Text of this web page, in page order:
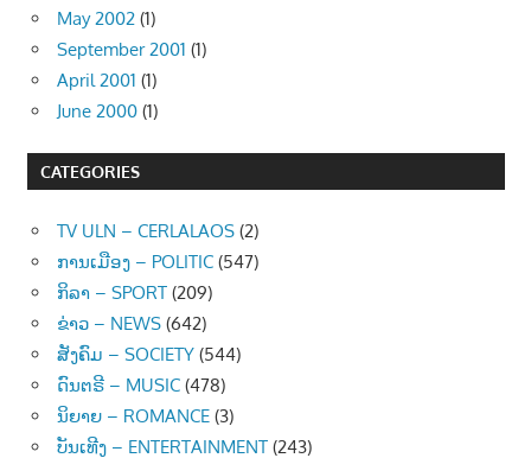
May 2002 (1)
September 2001 (1)
April 2001 (1)
June 2000 (1)
CATEGORIES
TV ULN – CERLALAOS (2)
ການເມືອງ – POLITIC (547)
ກິລາ – SPORT (209)
ຂ່າວ – NEWS (642)
ສັງຄົມ – SOCIETY (544)
ດົນຕຣີ – MUSIC (478)
ນິຍາຍ – ROMANCE (3)
ບັນເທີງ – ENTERTAINMENT (243)